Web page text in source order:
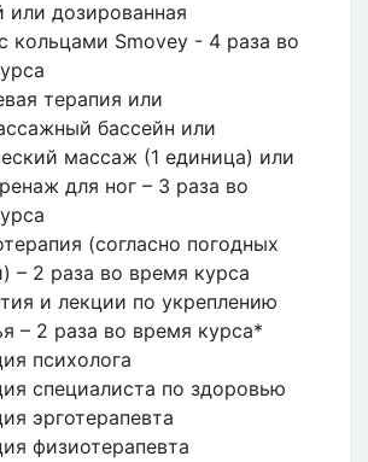
или дозированная
кольцами Smovey - 4 раза во
терапия или
бассейн или
массаж (1 единица) или
для ног – 3 раза во
(согласно погодных
– 2 раза во время курса
и лекции по укреплению
– 2 раза во время курса*
психолога
специалиста по здоровью
эрготерапевта
физиотерапевта